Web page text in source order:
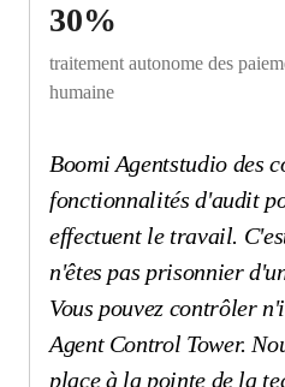
30%
traitement autonome des
humaine
Boomi Agentstudio des
fonctionnalités d'audit
effectuent le travail.
n'êtes pas prisonnier
Vous pouvez contrôler
Agent Control Tower.
place à la pointe de la